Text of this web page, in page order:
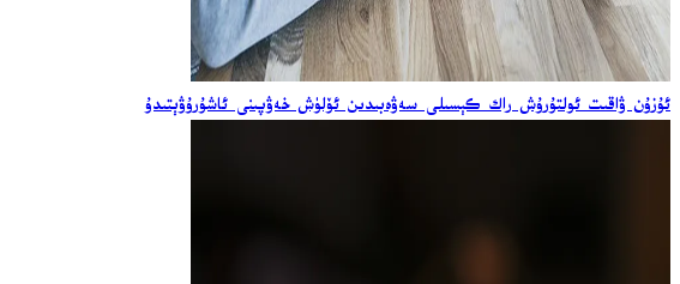
ئۇزۇن ۋاقىت ئولتۇرۇش راك كېسىلى سەۋەبىدىن ئۆلۈش خەۋپىنى ئاشۇرۇۋېتىدۇ